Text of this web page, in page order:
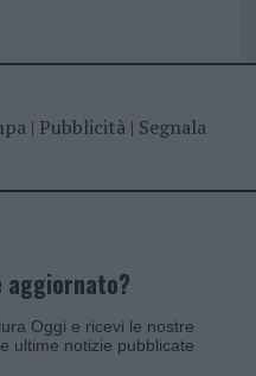
| Pubblicità| Segnala
aggiornato?
Oggi e ricevi le nostre
ultime notizie pubblicate